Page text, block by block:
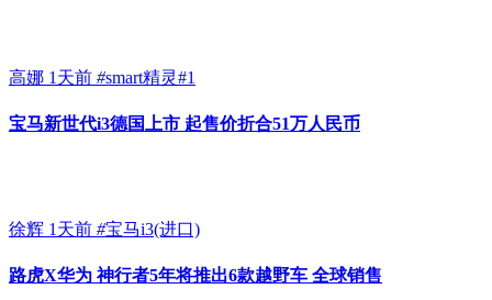
高娜 1天前 #smart精灵#1
宝马新世代i3德国上市 起售价折合51万人民币
徐辉 1天前 #宝马i3(进口)
路虎X华为 神行者5年将推出6款越野车 全球销售